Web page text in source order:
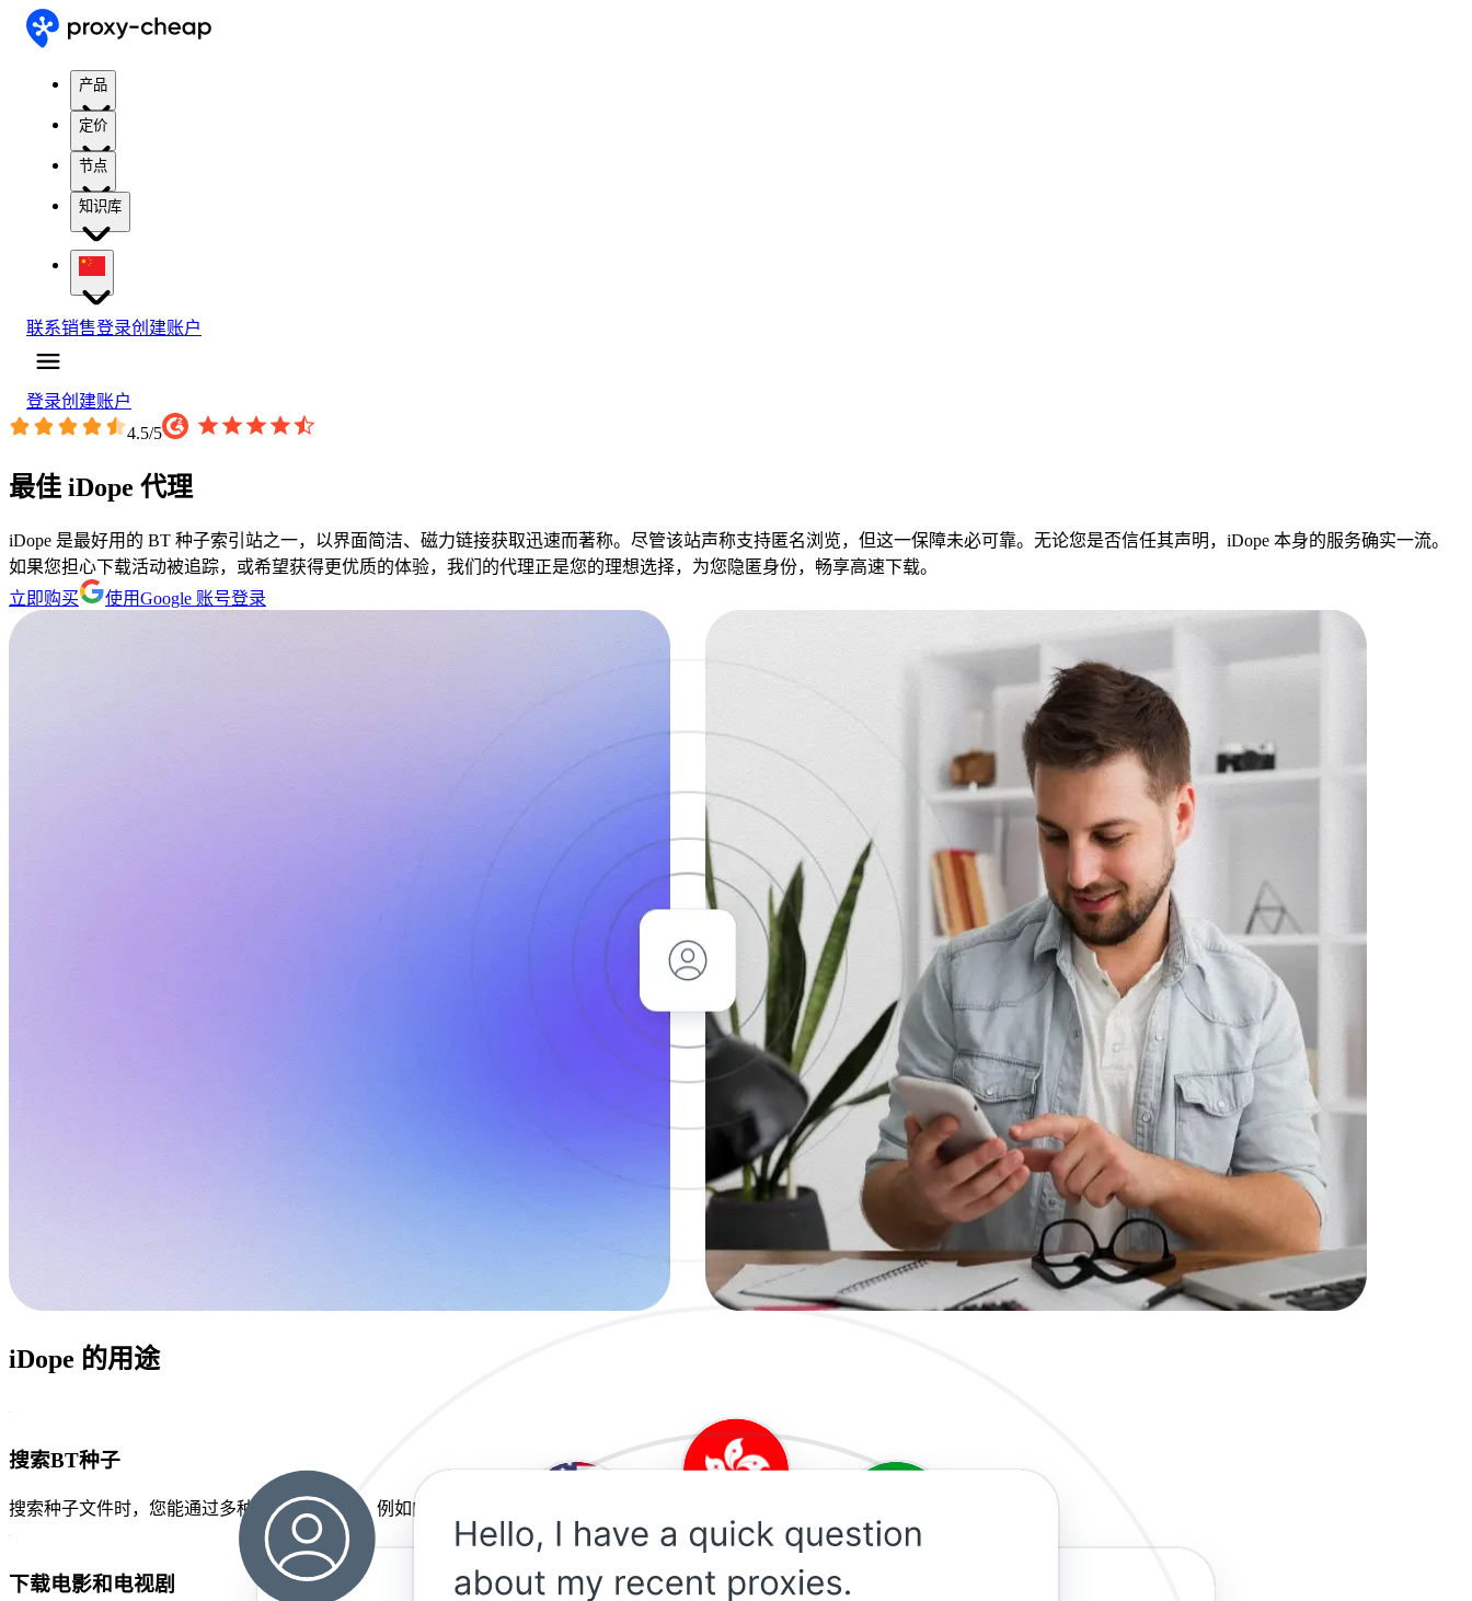
产品
定价
节点
知识库
联系销售登录创建账户
登录创建账户
4.5/5
最佳 iDope 代理
iDope 是最好用的 BT 种子索引站之一，以界面简洁、磁力链接获取迅速而著称。尽管该站声称支持匿名浏览，但这一保障未必可靠。无论您是否信任其声明，iDope 本身的服务确实一流。
如果您担心下载活动被追踪，或希望获得更优质的体验，我们的代理正是您的理想选择，为您隐匿身份，畅享高速下载。
立即购买
使用Google 账号登录
iDope 的用途
搜索BT种子
搜索种子文件时，您能通过多种条件进行筛选，例如内容的类别和语言（这一点对许多人而言很有帮助）。
下载电影和电视剧